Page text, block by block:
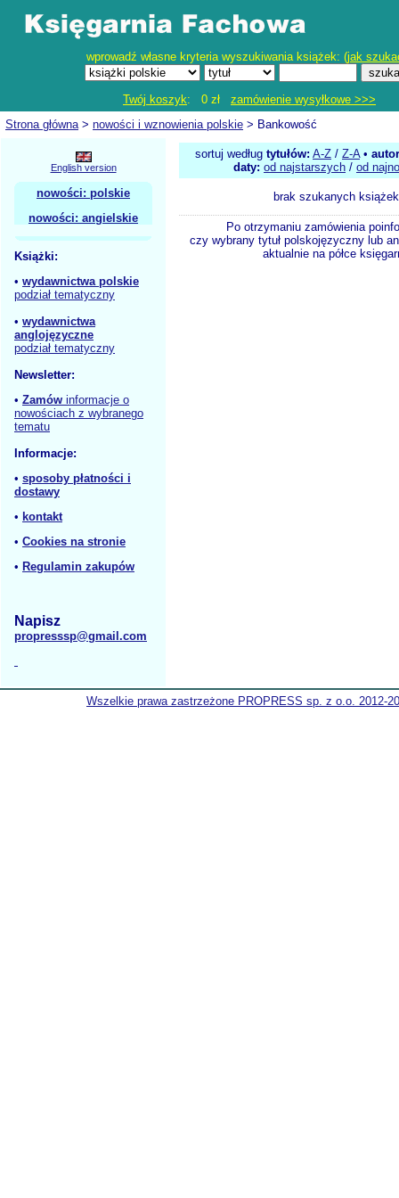
wprowadź własne kryteria wyszukiwania książek: (jak
Twój koszyk: 0 zł zamówienie wysyłkowe >>>
Strona główna> nowości i wznowienia polskie > Bankowość
English version
nowości: polskie
nowości: angielskie
Książki:
• wydawnictwa polskie
podział tematyczny
• wydawnictwa
anglojęzyczne
podział tematyczny
Newsletter:
• Zamów informacje o
nowościach z wybranego
tematu
Informacje:
• sposoby płatności i
dostawy
• kontakt
• Cookies na stronie
• Regulamin zakupów
Napisz
propresssp@gmail.com
sortuj według tytułów: A-Z / Z-A•
daty: od najstarszych / od
brak szukanych książek
Po otrzymaniu zamówienia
czy wybrany tytuł polskojęzyczny lub
aktualnie na półce
Wszelkie prawa zastrzeżone PROPRESS sp. z o.o. 2012-